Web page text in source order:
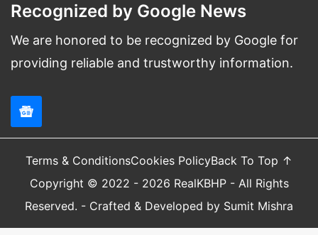
प्लेटलेट्स काउंट बढ़ाने के लिए घरेलू
आयुर्वेदिक उपाय व नुस्खे
डेंगू या अन्य बुखार से पीड़ित व्यक्ति को रिकवर करने में मदद
करेगी।
Recognized by Google News
We are honored to be recognized by Google for
providing reliable and trustworthy information.
Terms & ConditionsCookies PolicyBack To Top ↑
Copyright © 2022 - 2026 RealKBHP - All Rights
Reserved. - Crafted & Developed by Sumit Mishra